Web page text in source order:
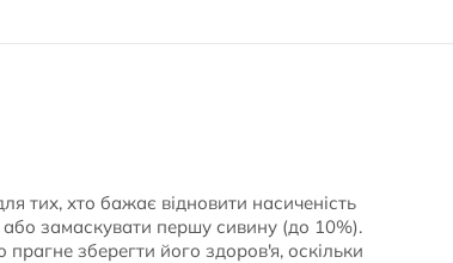
тих, хто бажає відновити насиченість
замаскувати першу сивину (до 10%).
зберегти його здоров'я, оскільки